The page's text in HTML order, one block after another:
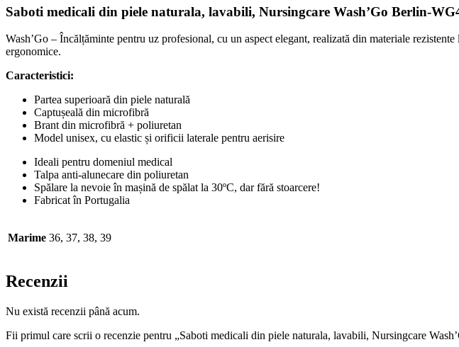
Saboti medicali din piele naturala, lavabili, Nursingcare Wash’Go Berlin-
Wash’Go – Încălțăminte pentru uz profesional, cu un aspect elegant, realizată din materiale
ergonomice.
Caracteristici:
Partea superioară din piele naturală
Captușeală din microfibră
Brant din microfibră + poliuretan
Model unisex, cu elastic și orificii laterale pentru aerisire
Ideali pentru domeniul medical
Talpa anti-alunecare din poliuretan
Spălare la nevoie în mașină de spălat la 30ºC, dar fără stoarcere!
Fabricat în Portugalia
Marime 36, 37, 38, 39
Recenzii
Nu există recenzii până acum.
Fii primul care scrii o recenzie pentru „Saboti medicali din piele naturala, lavabili, Nursingcare